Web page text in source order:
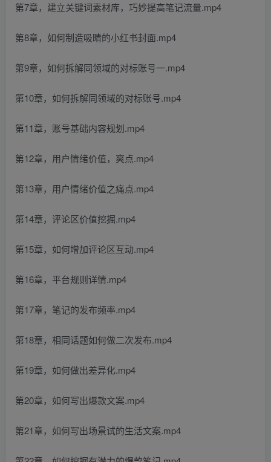
第7章，建立关键词素材库，巧妙提高笔记流量.mp4
第8章，如何制造吸睛的小红书封面.mp4
第9章，如何拆解同领域的对标账号一.mp4
第10章，如何拆解同领域的对标账号.mp4
第11章，账号基础内容规划.mp4
第12章，用户情绪价值，爽点.mp4
第13章，用户情绪价值之痛点.mp4
第14章，评论区价值挖掘.mp4
第15章，如何增加评论区互动.mp4
第16章，平台规则详情.mp4
第17章，笔记的发布频率.mp4
第18章，相同话题如何做二次发布.mp4
第19章，如何做出差异化.mp4
第20章，如何写出爆款文案.mp4
第21章，如何写出场景试的生活文案.mp4